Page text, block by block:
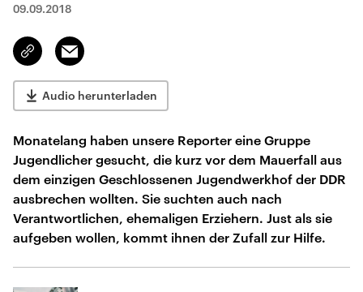
09.09.2018
Link
kopieren/teilen
Email
Audio herunterladen
Monatelang haben unsere Reporter eine Gruppe
Jugendlicher gesucht, die kurz vor dem Mauerfall aus
dem einzigen Geschlossenen Jugendwerkhof der DDR
ausbrechen wollten. Sie suchten auch nach
Verantwortlichen, ehemaligen Erziehern. Just als sie
aufgeben wollen, kommt ihnen der Zufall zur Hilfe.